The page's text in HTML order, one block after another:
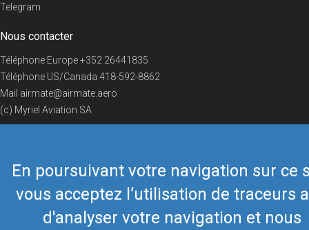
En poursuivant votre navigation sur ce
vous acceptez l’utilisation de traceurs
d'analyser votre navigation et nous
Telegram
Nous contacter
Téléphone Europe+352 26441835
Téléphone US/Canada 418-592-8862
Mail airmate@airmate.aero
(c) Myriel Aviation SA
© 2019 Airmate -Conditions d'utilisation- Vie privée Back to top